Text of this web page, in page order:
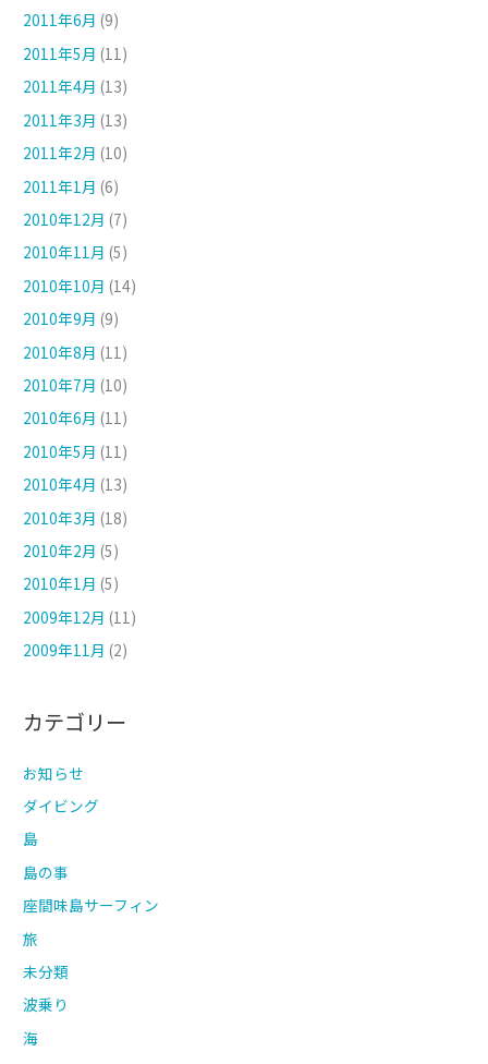
2011年6月 (9)
2011年5月 (11)
2011年4月 (13)
2011年3月 (13)
2011年2月 (10)
2011年1月 (6)
2010年12月 (7)
2010年11月 (5)
2010年10月 (14)
2010年9月 (9)
2010年8月 (11)
2010年7月 (10)
2010年6月 (11)
2010年5月 (11)
2010年4月 (13)
2010年3月 (18)
2010年2月 (5)
2010年1月 (5)
2009年12月 (11)
2009年11月 (2)
カテゴリー
お知らせ
ダイビング
島
島の事
座間味島サーフィン
旅
未分類
波乗り
海